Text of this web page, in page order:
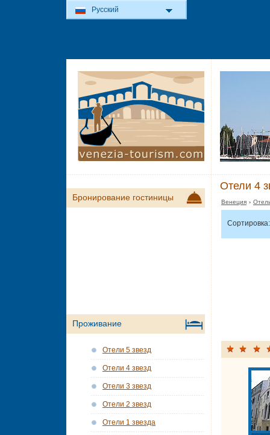
Отели 4
Венеция ›
Сортировка:
Бронирование гостиницы
Проживание
Отели 5 звезд
Отели 4 звезд
Отели 3 звезд
Отели 2 звезд
Отели 1 звезда
Русский